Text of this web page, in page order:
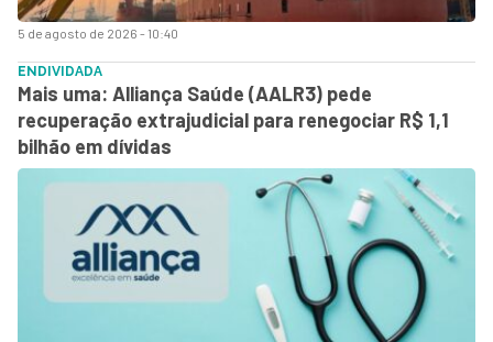
5 de agosto de 2026 - 10:40
ENDIVIDADA
Mais uma: Alliança Saúde (AALR3) pede
recuperação extrajudicial para renegociar R$ 1,1
bilhão em dívidas